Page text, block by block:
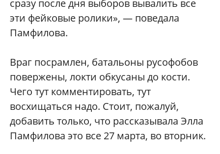
сразу после дня выборов вывалить все
эти фейковые ролики», — поведала
Памфилова.
Враг посрамлен, батальоны русофобов
повержены, локти обкусаны до кости.
Чего тут комментировать, тут
восхищаться надо. Стоит, пожалуй,
добавить только, что рассказывала Элла
Памфилова это все 27 марта, во вторник.